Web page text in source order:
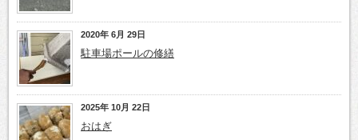
2020年 6月 29日
駐車場ポールの修繕
2025年 10月 22日
おはぎ